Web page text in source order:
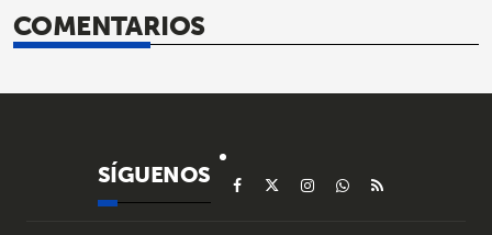
COMENTARIOS
SÍGUENOS